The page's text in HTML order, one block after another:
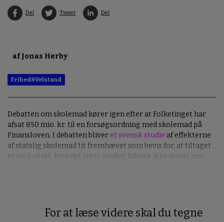
Del Tweet Del
af Jonas Herby
Frihed&Velstand
Debatten om skolemad kører igen efter at Folketinget har
afsat 850 mio. kr. til en forsøgsordning med skolemad på
Finansloven. I debatten bliver et svensk studie af effekterne
af statslig skolemad tit fremhævet som bevis for, at tiltaget
er en god idé. Men det siger studiet faktisk ikke noget om.
For at læse videre skal du tegne